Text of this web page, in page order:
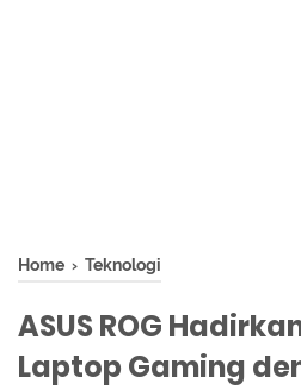
Home › Teknologi
ASUS ROG
Laptop Gaming